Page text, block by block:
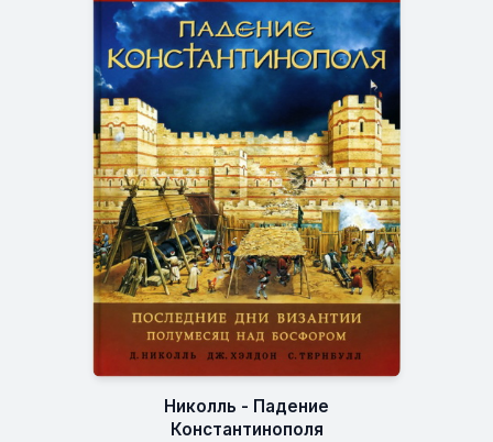
Николль - Падение
Константинополя